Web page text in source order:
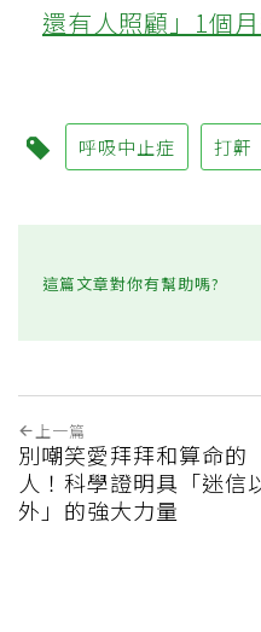
還有人照顧」1個
呼吸中止症 打鼾
這篇文章對你有幫助嗎?
上一篇
別嘲笑愛拜拜和算命的
人！科學證明具「迷信
外」的強大力量